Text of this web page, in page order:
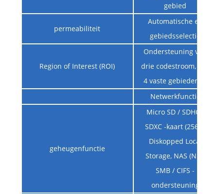
gebied
permeabiliteit
Automatische en
gebiedsselectie
Region of Interest (ROI)
Ondersteuning van
drie codestroom, stel
4 vaste gebieden in
Netwerkfunctie
geheugenfunctie
Micro SD / SDHC /
SDXC -kaart (256G)
Diskopped Local
Storage, NAS (NFS,
SMB / CIFS -
ondersteuning